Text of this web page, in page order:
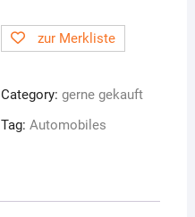
zur Merkliste
Category:gerne gekauft
Tag:Automobiles